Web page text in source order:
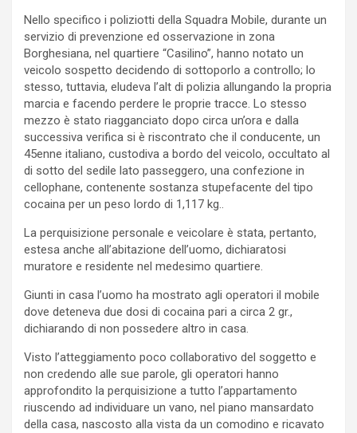
Nello specifico i poliziotti della Squadra Mobile, durante un
servizio di prevenzione ed osservazione in zona
Borghesiana, nel quartiere “Casilino”, hanno notato un
veicolo sospetto decidendo di sottoporlo a controllo; lo
stesso, tuttavia, eludeva l’alt di polizia allungando la propria
marcia e facendo perdere le proprie tracce. Lo stesso
mezzo è stato riagganciato dopo circa un’ora e dalla
successiva verifica si è riscontrato che il conducente, un
45enne italiano, custodiva a bordo del veicolo, occultato al
di sotto del sedile lato passeggero, una confezione in
cellophane, contenente sostanza stupefacente del tipo
cocaina per un peso lordo di 1,117 kg..
La perquisizione personale e veicolare è stata, pertanto,
estesa anche all’abitazione dell’uomo, dichiaratosi
muratore e residente nel medesimo quartiere.
Giunti in casa l’uomo ha mostrato agli operatori il mobile
dove deteneva due dosi di cocaina pari a circa 2 gr.,
dichiarando di non possedere altro in casa.
Visto l’atteggiamento poco collaborativo del soggetto e
non credendo alle sue parole, gli operatori hanno
approfondito la perquisizione a tutto l’appartamento
riuscendo ad individuare un vano, nel piano mansardato
della casa, nascosto alla vista da un comodino e ricavato